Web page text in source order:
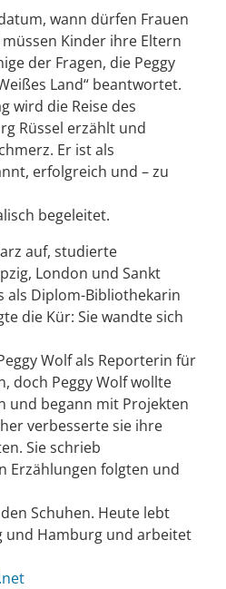
wann dürfen Frauen
Kinder ihre Eltern
der Fragen, die Peggy
Land“ beantwortet.
wird die Reise des
Rüssel erzählt und
Er ist als
erfolgreich und – zu
begeleitet.
auf, studierte
London und Sankt
als Diplom-Bibliothekarin
die Kür: Sie wandte sich
Wolf als Reporterin für
doch Peggy Wolf wollte
und begann mit Projekten
verbesserte sie ihre
Sie schrieb
Erzählungen folgten und
Schuhen. Heute lebt
und Hamburg und arbeitet